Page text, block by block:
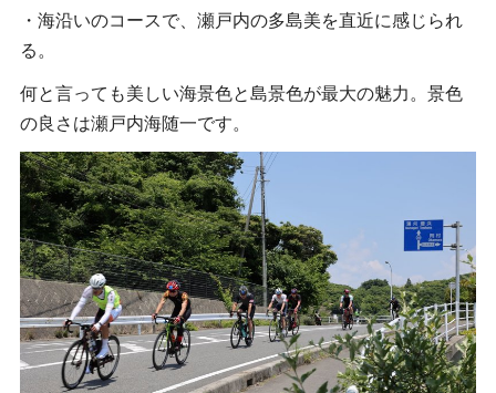
・海沿いのコースで、瀬戸内の多島美を直近に感じられ
る。
何と言っても美しい海景色と島景色が最大の魅力。景色
の良さは瀬戸内海随一です。